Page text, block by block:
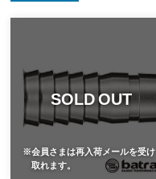
SOLD OUT
※会員さまは再入荷メールを受け
取れます。